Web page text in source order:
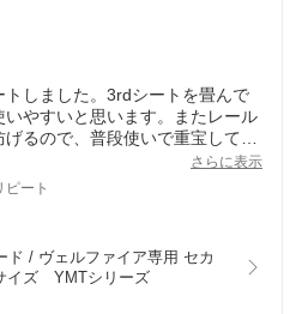
しました。3rdシートを畳んで
やすいと思います。またレール
るので、普段使いで重宝してい
さらに表示
ピート
ド / ヴェルファイア専用 セカ
イズ　YMTシリーズ